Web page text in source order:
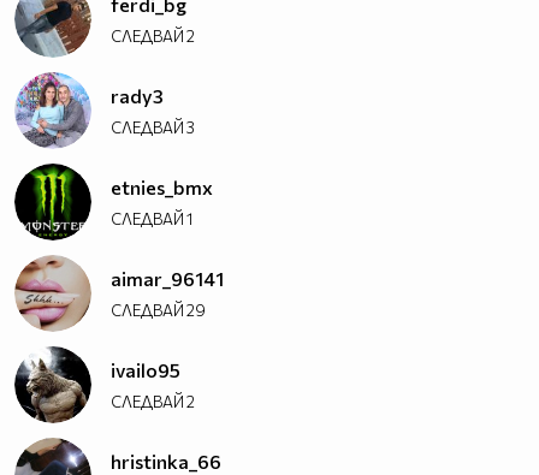
_________________$$$$$$$$$$$$$
____________________$$$$$$$
______________________$$
ferdi_bg
СЛЕДВАЙ2
rady3
СЛЕДВАЙ3
etnies_bmx
СЛЕДВАЙ1
aimar_96141
СЛЕДВАЙ29
ivailo95
СЛЕДВАЙ2
hristinka_66